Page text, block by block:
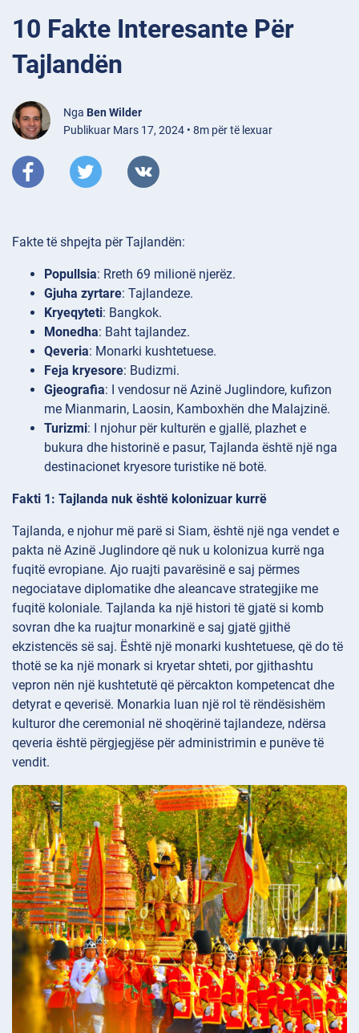
10 Fakte Interesante Për
Tajlandën
Nga Ben Wilder
Publikuar Mars 17, 2024 • 8m për të lexuar
Fakte të shpejta për Tajlandën:
Popullsia: Rreth 69 milionë njerëz.
Gjuha zyrtare: Tajlandeze.
Kryeqyteti: Bangkok.
Monedha: Baht tajlandez.
Qeveria: Monarki kushtetuese.
Feja kryesore: Budizmi.
Gjeografia: I vendosur në Azinë Juglindore, kufizon
me Mianmarin, Laosin, Kamboxhën dhe Malajzinë.
Turizmi: I njohur për kulturën e gjallë, plazhet e
bukura dhe historinë e pasur, Tajlanda është një nga
destinacionet kryesore turistike në botë.
Fakti 1: Tajlanda nuk është kolonizuar kurrë
Tajlanda, e njohur më parë si Siam, është një nga vendet e
pakta në Azinë Juglindore që nuk u kolonizua kurrë nga
fuqitë evropiane. Ajo ruajti pavarësinë e saj përmes
negociatave diplomatike dhe aleancave strategjike me
fuqitë koloniale. Tajlanda ka një histori të gjatë si komb
sovran dhe ka ruajtur monarkinë e saj gjatë gjithë
ekzistencës së saj. Është një monarki kushtetuese, që do të
thotë se ka një monark si kryetar shteti, por gjithashtu
vepron nën një kushtetutë që përcakton kompetencat dhe
detyrat e qeverisë. Monarkia luan një rol të rëndësishëm
kulturor dhe ceremonial në shoqërinë tajlandeze, ndërsa
qeveria është përgjegjëse për administrimin e punëve të
vendit.